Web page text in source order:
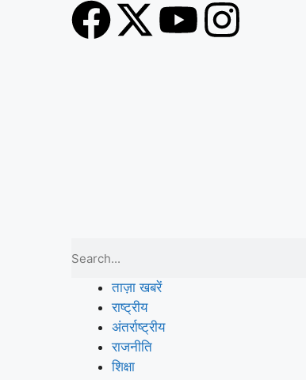
ताज़ा खबरें
राष्ट्रीय
अंतर्राष्ट्रीय
राजनीति
शिक्षा